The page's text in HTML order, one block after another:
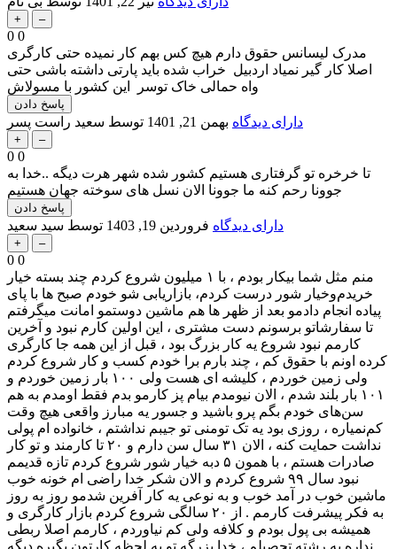
0 0
مدرک لیسانس حقوق دارم هیچ کس بهم کار نمیده حتی کارگری
اصلا کار گیر نمیاد اردبیل خراب شده باید پارتی داشته باشی حتی
واه حمالی خاک توسر این کشور با مسولاش
دارای دیدگاه بهمن 21, 1401 توسط سعید راست پسر
0 0
تا خرخره تو گرفتاری هستیم کشور شده شهر هرت دیگه ..خدا به
جوونا رحم کنه ما جوونا الان نسل های سوخته جهان هستیم
دارای دیدگاه فروردین 19, 1403 توسط سید سعید
0 0
منم مثل شما بیکار بودم ، با ۱ میلیون شروع کردم‌ چند‌ بسته خیار
خریدم‌و‌خیار شور درست کردم، بازاریابی شو خودم صبح ها با پای
پیاده انجام دادمو بعد از ظهر ها هم‌ ماشین دوستمو امانت میگرفتم
تا سفارشاتو برسونم دست مشتری ، این اولین کارم نبود و آخرین
کارمم نبود شروع یه کار بزرگ بود ، قبل از این همه جا کارگری
کرده اونم با حقوق کم ، چند بارم برا خودم کسب و کار شروع کردم
ولی زمین خوردم ، کلیشه ای هست ولی ۱۰۰ بار زمین خوردم‌ و
۱۰۱ بار بلند شدم ، الان نیومدم بیام پز کارمو بدم فقط اومدم به هم
سن‌های خودم بگم پرو باشید و‌ جسور یه مبارز واقعی هیچ وقت
کم‌نمیاره ، روزی بود یه تک تومنی تو جیبم نداشتم ، خانواده ام پولی
نداشت حمایت کنه ، الان ۳۱ سال سن دارم و ۲۰ تا کارمند و تو کار
صادرات هستم ، با همون ۵ دبه خیار شور شروع کردم تازه قدیمم
نبود سال ۹۹ شروع کردم‌ و الان شکر خدا راضی ام خونه خوب
ماشین خوب در آمد خوب و به نوعی یه کار آفرین شدمو روز به روز
به فکر پیشرفت کارمم . از ۲۰ سالگی شروع کردم بازار کارگری و
همیشه بی پول بودم و کلافه ولی کم نیاوردم ، کارمم اصلا ربطی
نداره به رشته تحصیلم ، خدا بزرگه تو یه لحظه کارتون بگیره دیگه